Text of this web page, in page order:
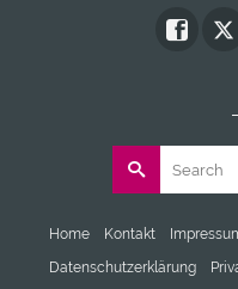
Search
Home Kontakt
Datenschutzerklärung